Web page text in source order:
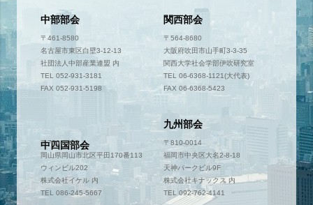
中部部会
〒461-8580
名古屋市東区白壁3-12-13
社団法人中部産業連盟 内
TEL 052-931-3181
FAX 052-931-5198
関西部会
〒564-8680
大阪府吹田市山手町3-3-35
関西大学社会学部伊吹研究室
TEL 06-6368-1121(大代表)
FAX 06-6368-5423
中四国部会
〒700-0952
岡山県岡山市北区平田170番113
ウィンビル202
株式会社イケル 内
TEL 086-245-5667
九州部会
〒810-0014
福岡市中央区大名2-8-18
天神パークビル9F
株式会社キナックス 内
TEL 092-762-4141